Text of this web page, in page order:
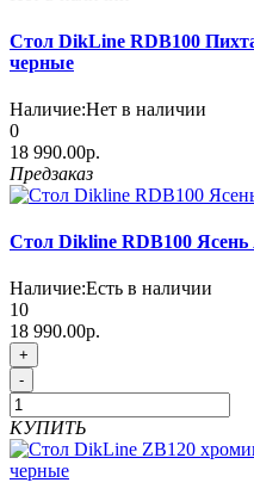
Стол DikLine RDB100
черные
Наличие:Нет в наличии
0
18 990.00р.
Предзаказ
Стол Dikline RDB100
Наличие:Есть в наличии
10
18 990.00р.
+
-
КУПИТЬ